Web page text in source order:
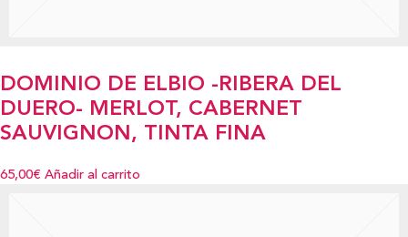
DOMINIO DE ELBIO -RIBERA DEL
DUERO- MERLOT, CABERNET
SAUVIGNON, TINTA FINA
65,00€ Añadir al carrito